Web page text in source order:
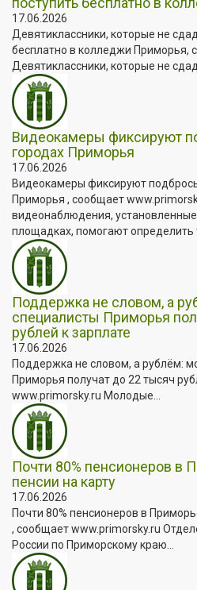
17.06.2026
Девятиклассники, которые не
бесплатно в колледжи Приморья,
Девятиклассники, которые не
Видеокамеры фиксируют
городах Приморья
17.06.2026
Видеокамеры фиксируют
Приморья , сообщает
видеонаблюдения,
площадках, помогают определить
Поддержка не словом, а
специалисты Приморья
рублей к зарплате
17.06.2026
Поддержка не словом, а рублём:
Приморья получат до 22 тысяч
www.primorsky.ru Молодые...
Почти 80% пенсионеров в
пенсии на карту
17.06.2026
Почти 80% пенсионеров в
, сообщает www.primorsky.ru
России по Приморскому краю...